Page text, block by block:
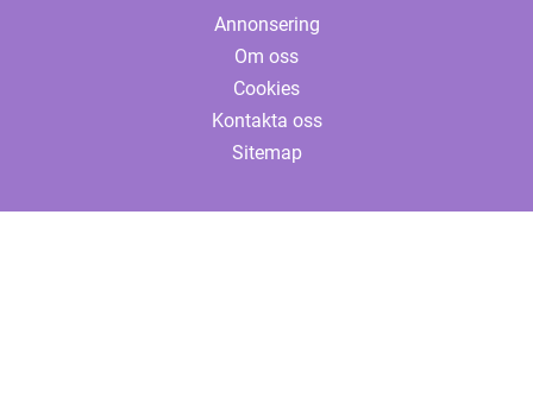
Annonsering
Om oss
Cookies
Kontakta oss
Sitemap